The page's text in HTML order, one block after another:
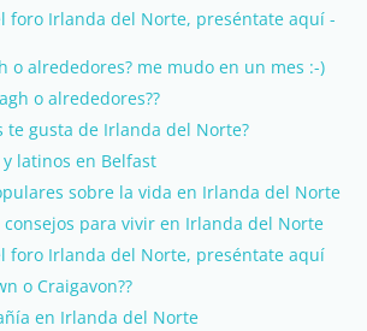
foro Irlanda del Norte, preséntate aquí -
o alrededores? me mudo en un mes :-)
o alrededores??
te gusta de Irlanda del Norte?
latinos en Belfast
sobre la vida en Irlanda del Norte
consejos para vivir en Irlanda del Norte
foro Irlanda del Norte, preséntate aquí
o Craigavon??
en Irlanda del Norte